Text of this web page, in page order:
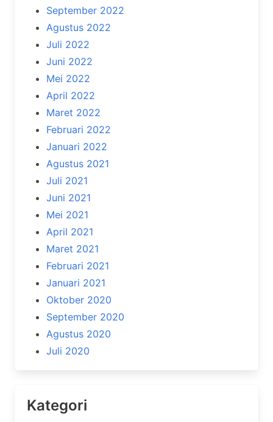
September 2022
Agustus 2022
Juli 2022
Juni 2022
Mei 2022
April 2022
Maret 2022
Februari 2022
Januari 2022
Agustus 2021
Juli 2021
Juni 2021
Mei 2021
April 2021
Maret 2021
Februari 2021
Januari 2021
Oktober 2020
September 2020
Agustus 2020
Juli 2020
Kategori